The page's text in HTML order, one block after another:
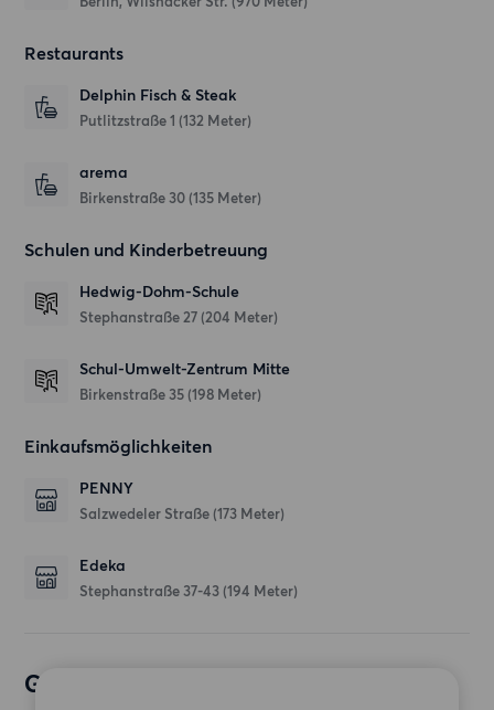
Restaurants
Delphin Fisch & Steak
Putlitzstraße 1 (132 Meter)
arema
Birkenstraße 30 (135 Meter)
Schulen und Kinderbetreuung
Hedwig-Dohm-Schule
Stephanstraße 27 (204 Meter)
Schul-Umwelt-Zentrum Mitte
Birkenstraße 35 (198 Meter)
Einkaufsmöglichkeiten
PENNY
Salzwedeler Straße (173 Meter)
Edeka
Stephanstraße 37-43 (194 Meter)
Gewünschte Wohnung